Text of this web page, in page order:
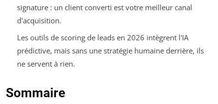
signature : un client converti est votre meilleur canal
d'acquisition.
Les outils de scoring de leads en 2026 intègrent l'IA
prédictive, mais sans une stratégie humaine derrière, ils
ne servent à rien.
Sommaire